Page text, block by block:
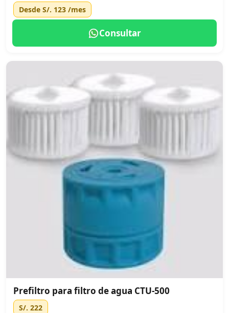
Desde S/. 123 /mes
Consultar
Prefiltro para filtro de agua CTU-500
S/. 222